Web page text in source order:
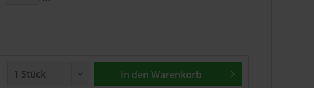
In den Warenkorb